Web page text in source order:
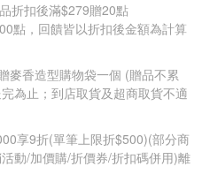
折扣後滿$279贈20點
點，回饋皆以折扣後金額為計算
麥香造型購物袋一個​ (贈品不累
為止；到店取貨及超商取貨不適
享9折(單筆上限折$500)(部分商
動/加價購/折價券/折扣碼併用)離